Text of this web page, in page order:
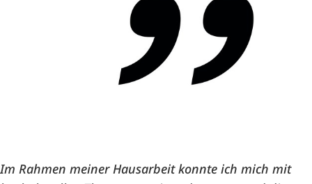
Im Rahmen meiner Hausarbeit konnte ich mich mit